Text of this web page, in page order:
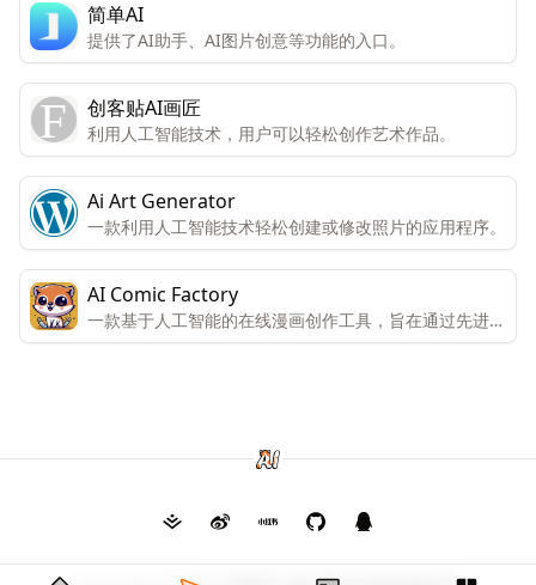
简单AI
提供了AI助手、AI图片创意等功能的入口。
创客贴AI画匠
利用人工智能技术，用户可以轻松创作艺术作品。
Ai Art Generator
一款利用人工智能技术轻松创建或修改照片的应用程序。
AI Comic Factory
一款基于人工智能的在线漫画创作工具，旨在通过先进的
算法帮助用户快速生成漫画内容。